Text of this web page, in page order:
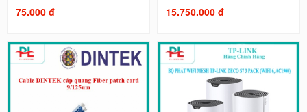
75.000 đ 15.750.000 đ